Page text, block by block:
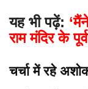
यह भी पढ़ें:
राम मंदिर के
चर्चा में रहे